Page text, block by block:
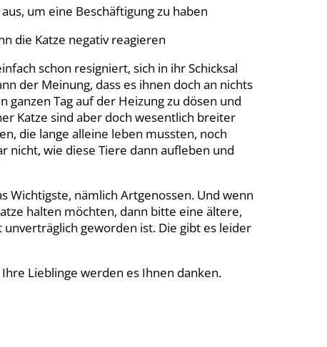
um eine Beschäftigung zu haben
die Katze negativ reagieren
schon resigniert, sich in ihr Schicksal
der Meinung, dass es ihnen doch an nichts
ganzen Tag auf der Heizung zu dösen und
Katze sind aber doch wesentlich breiter
die lange alleine leben mussten, noch
nicht, wie diese Tiere dann aufleben und
Wichtigste, nämlich Artgenossen. Und wenn
halten möchten, dann bitte eine ältere,
geworden ist. Die gibt es leider
Lieblinge werden es Ihnen danken.